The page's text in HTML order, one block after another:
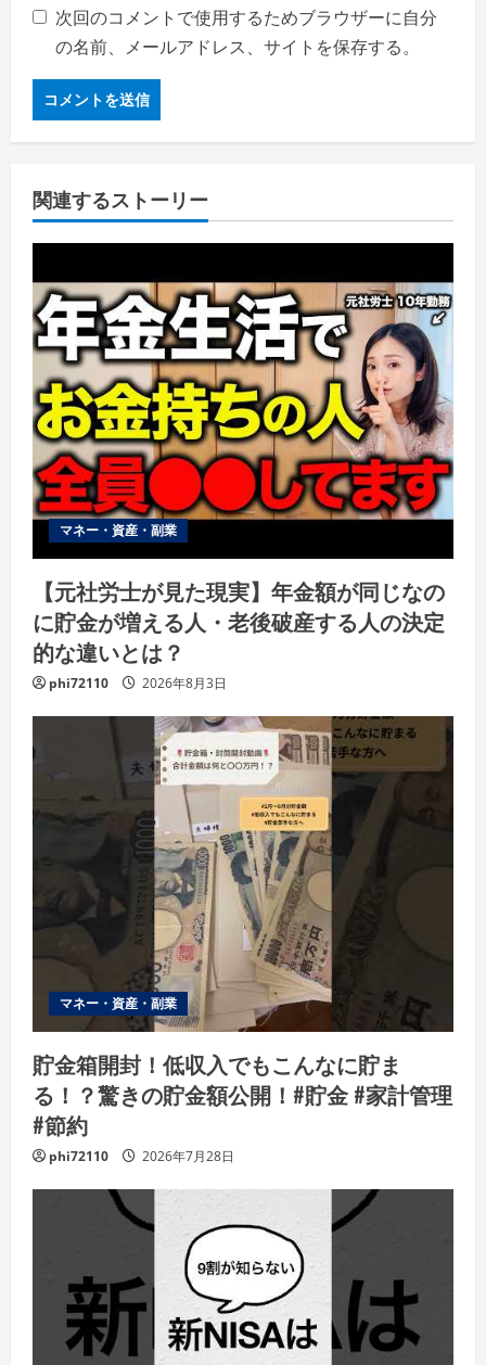
次回のコメントで使用するためブラウザーに自分
の名前、メールアドレス、サイトを保存する。
関連するストーリー
マネー・資産・副業
【元社労士が見た現実】年金額が同じなの
に貯金が増える人・老後破産する人の決定
的な違いとは？
phi72110 2026年8月3日
マネー・資産・副業
貯金箱開封！低収入でもこんなに貯ま
る！？驚きの貯金額公開！#貯金 #家計管理
#節約
phi72110 2026年7月28日